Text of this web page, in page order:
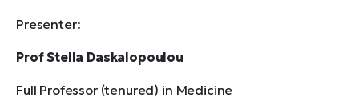
Presenter:
Prof Stella Daskalopoulou
Full Professor (tenured) in Medicine